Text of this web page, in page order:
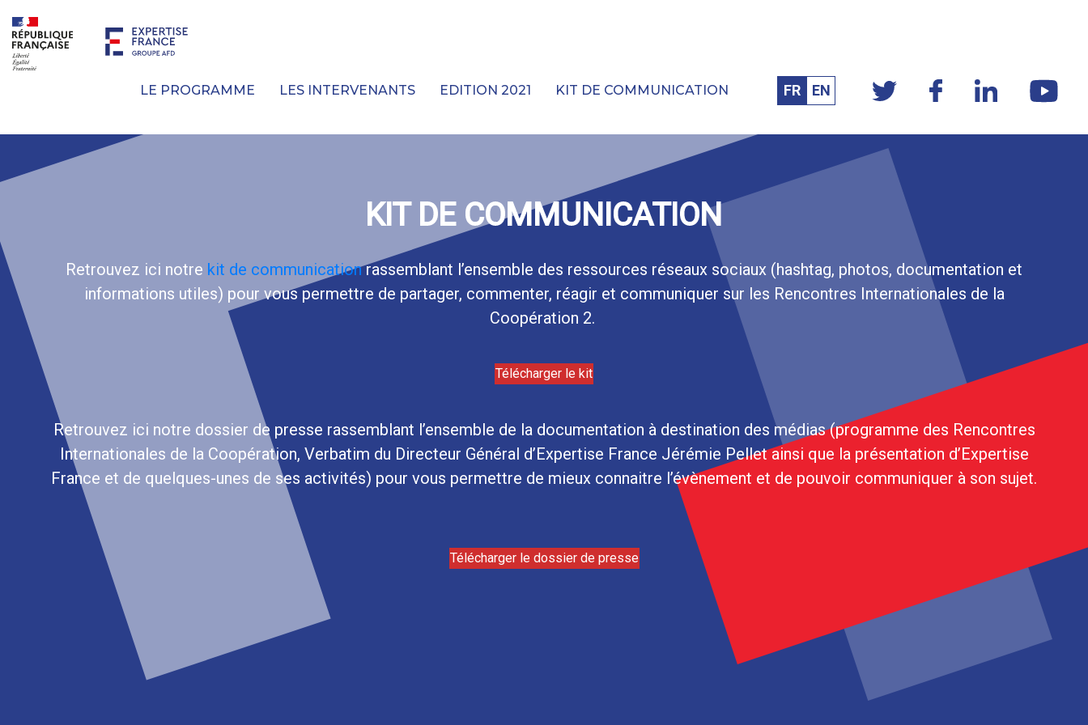
LE PROGRAMME LES INTERVENANTS EDITION 2021 KIT DE COMMUNICATION FR EN
KIT DE COMMUNICATION
Retrouvez ici notre kit de communicationrassemblant l’ensemble des ressources réseaux sociaux (hashtag, photos, documentation et
informations utiles) pour vous permettre de partager, commenter, réagir et communiquer sur les Rencontres Internationales de la
Coopération 2.
Télécharger le kit
Retrouvez ici notre dossier de presse rassemblant l’ensemble de la documentation à destination des médias (programme des Rencontres
Internationales de la Coopération, Verbatim du Directeur Général d’Expertise France Jérémie Pellet ainsi que la présentation d’Expertise
France et de quelques-unes de ses activités) pour vous permettre de mieux connaitre l’évènement et de pouvoir communiquer à son sujet.
Télécharger le dossier de presse